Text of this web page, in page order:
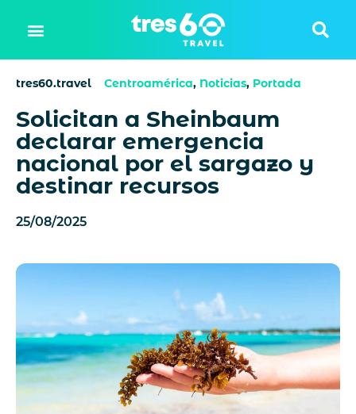
tres60.travel Centroamérica, Noticias, Portada
Solicitan a Sheinbaum
declarar emergencia
nacional por el sargazo y
destinar recursos
25/08/2025